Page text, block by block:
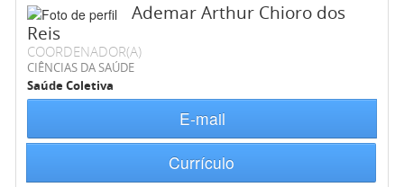
Ademar Arthur Chioro dos
Reis
COORDENADOR(A)
CIÊNCIAS DA SAÚDE
Saúde Coletiva
E-mail
Currículo